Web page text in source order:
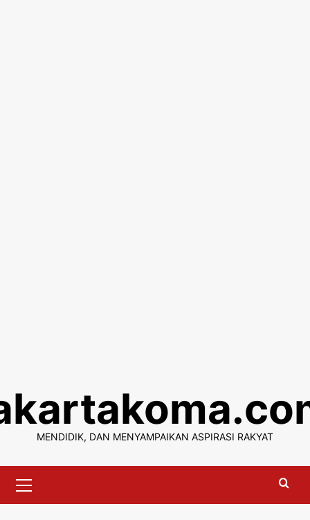
content
MENDIDIK, DAN MENYAMPAIKAN ASPIRASI RAKYAT
Menu